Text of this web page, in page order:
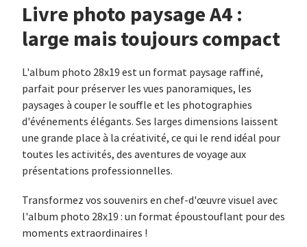
Livre photo paysage A4 :
large mais toujours compact
L'album photo 28x19 est un format paysage raffiné,
parfait pour préserver les vues panoramiques, les
paysages à couper le souffle et les photographies
d'événements élégants. Ses larges dimensions laissent
une grande place à la créativité, ce qui le rend idéal pour
toutes les activités, des aventures de voyage aux
présentations professionnelles.
Transformez vos souvenirs en chef-d'œuvre visuel avec
l'album photo 28x19 : un format époustouflant pour des
moments extraordinaires !